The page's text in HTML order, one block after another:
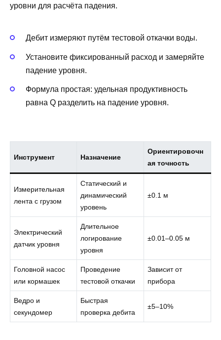
уровни для расчёта падения.
Дебит измеряют путём тестовой откачки воды.
Установите фиксированный расход и замеряйте
падение уровня.
Формула простая: удельная продуктивность
равна Q разделить на падение уровня.
Инструмент Назначение
Ориентировочн
ая точность
Измерительная
лента с грузом
Статический и
динамический
уровень
±0.1 м
Электрический
датчик уровня
Длительное
логирование
уровня
±0.01–0.05 м
Головной насос
или кормашек
Проведение
тестовой откачки
Зависит от
прибора
Ведро и
секундомер
Быстрая
проверка дебита
±5–10%